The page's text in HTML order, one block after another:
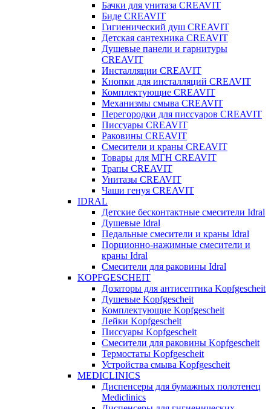
Бачки для унитаза CREAVIT
Биде CREAVIT
Гигиенический душ CREAVIT
Детская сантехника CREAVIT
Душевые панели и гарнитуры
CREAVIT
Инсталляции CREAVIT
Кнопки для инсталляций CREAVIT
Комплектующие CREAVIT
Механизмы смыва CREAVIT
Перегородки для писсуаров CREAVIT
Писсуары CREAVIT
Раковины CREAVIT
Смесители и краны CREAVIT
Товары для МГН CREAVIT
Трапы CREAVIT
Унитазы CREAVIT
Чаши генуя CREAVIT
IDRAL
Детские бесконтактные смесители Idral
Душевые Idral
Педальные смесители и краны Idral
Порционно-нажимные смесители и
краны Idral
Смеcители для раковины Idral
KOPFGESCHEIT
Дозаторы для антисептика Kopfgescheit
Душевые Kopfgescheit
Комплектующие Kopfgescheit
Лейки Kopfgescheit
Писсуары Kopfgescheit
Смесители для раковины Kopfgescheit
Термостаты Kopfgescheit
Устройства смыва Kopfgescheit
MEDICLINICS
Диспенсеры для бумажных полотенец
Mediclinics